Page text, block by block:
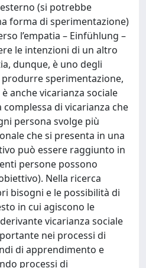
(si potrebbe
forma di sperimentazione)
l’empatia – Einfühlung –
le intenzioni di un altro
dunque, è uno degli
sperimentazione,
anche vicarianza sociale
di vicarianza che
persona svolge più
che si presenta in una
può essere raggiunto in
persone possono
Nella ricerca
bisogni e le possibilità di
in cui agiscono le
vicarianza sociale
nei processi di
di apprendimento e
processi di